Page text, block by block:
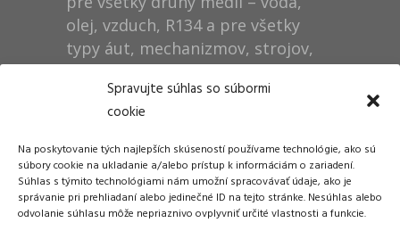
Spravujte súhlas so súbormi
cookie
Na poskytovanie tých najlepších skúseností používame technológie, ako sú
súbory cookie na ukladanie a/alebo prístup k informáciám o zariadení.
Súhlas s týmito technológiami nám umožní spracovávať údaje, ako je
správanie pri prehliadaní alebo jedinečné ID na tejto stránke. Nesúhlas alebo
odvolanie súhlasu môže nepriaznivo ovplyvniť určité vlastnosti a funkcie.
olej, vzduch, R134 a pre všetky
typy áut, mechanizmov, strojov,
technológií, rušňov…
Dušan Pytel P a P
ŠM Stráže
058 01 Poprad